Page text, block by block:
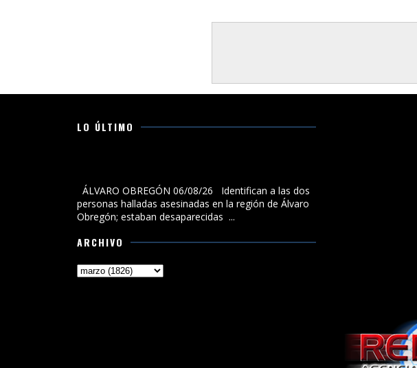
LO ÚLTIMO
ÁLVARO OBREGÓN 06/08/26 Identifican a las dos
personas halladas asesinadas en la región de Álvaro
Obregón; estaban desaparecidas ...
ARCHIVO